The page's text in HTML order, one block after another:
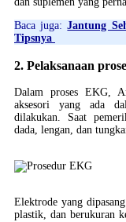
Baca juga:Jantung
Tipsnya
2. Pelaksanaan
Dalam proses EKG,
aksesori yang ada
dilakukan. Saat
dada, lengan, dan
Elektrode yang
plastik, dan berukuran